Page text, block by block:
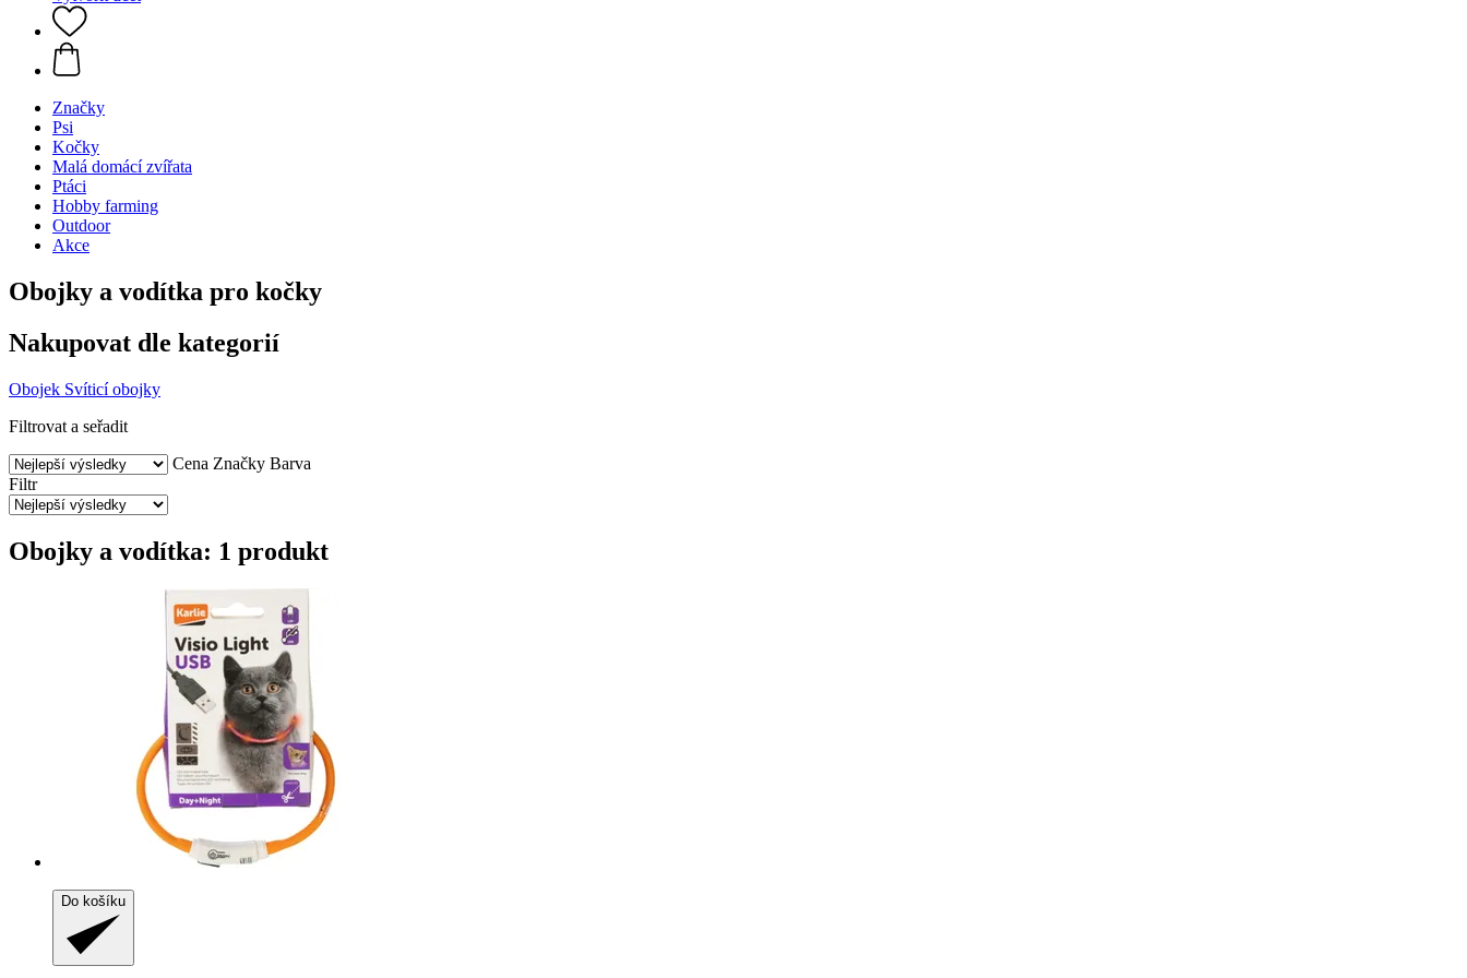
Značky
Psi
Kočky
Malá domácí zvířata
Ptáci
Hobby farming
Outdoor
Akce
Obojky a vodítka pro kočky
Nakupovat dle kategorií
Obojek Svíticí obojky
Filtrovat a seřadit
Cena Značky Barva
Filtr
Obojky a vodítka: 1 produkt
Do košíku